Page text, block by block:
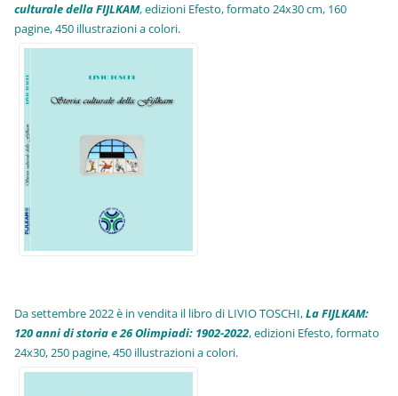
culturale della FIJLKAM, edizioni Efesto, formato 24x30 cm, 160
pagine, 450 illustrazioni a colori.
Da settembre 2022 è in vendita il libro di LIVIO TOSCHI,La FIJLKAM:
120 anni di storia e 26 Olimpiadi: 1902-2022, edizioni Efesto, formato
24x30, 250 pagine, 450 illustrazioni a colori.